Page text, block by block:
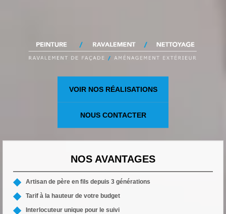
VOIR NOS RÉALISATIONS
NOUS CONTACTER
NOS AVANTAGES
Artisan de père en fils depuis 3 générations
Tarif à la hauteur de votre budget
Interlocuteur unique pour le suivi